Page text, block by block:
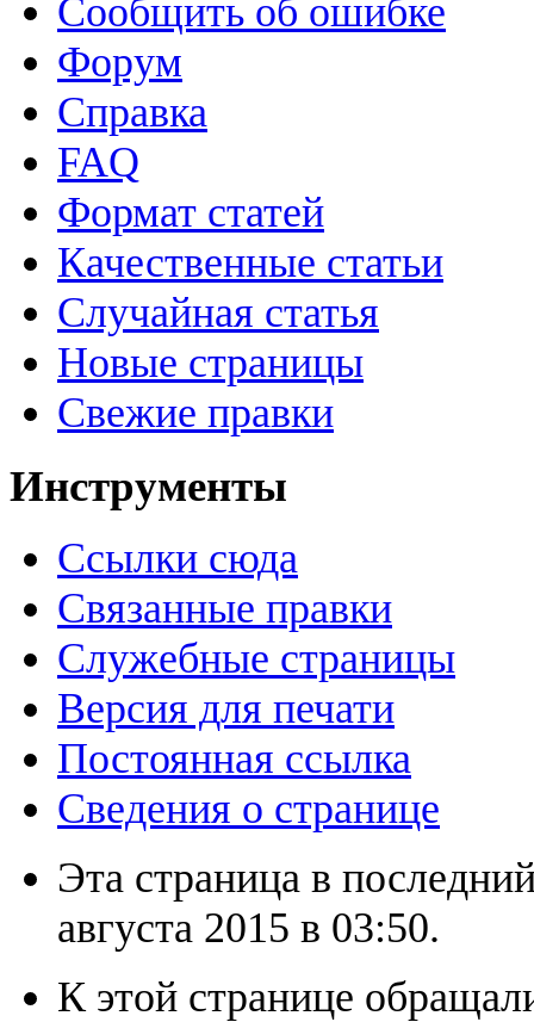
Сообщить об ошибке
Форум
Справка
FAQ
Формат статей
Качественные статьи
Случайная статья
Новые страницы
Свежие правки
Инструменты
Ссылки сюда
Связанные правки
Служебные страницы
Версия для печати
Постоянная ссылка
Сведения о странице
Эта страница в
августа 2015 в 03:50.
К этой странице